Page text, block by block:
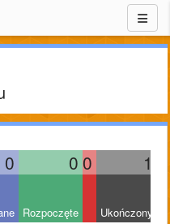
0 0 0 1
Rozpoczęte Ukończony